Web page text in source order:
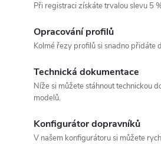
Při registraci získáte trvalou slevu 5
Opracování profilů
Kolmé řezy profilů si snadno přidáte
Technická dokumentace
Níže si můžete stáhnout technickou
modelů.
Konfigurátor dopravníků
V našem konfigurátoru si můžete